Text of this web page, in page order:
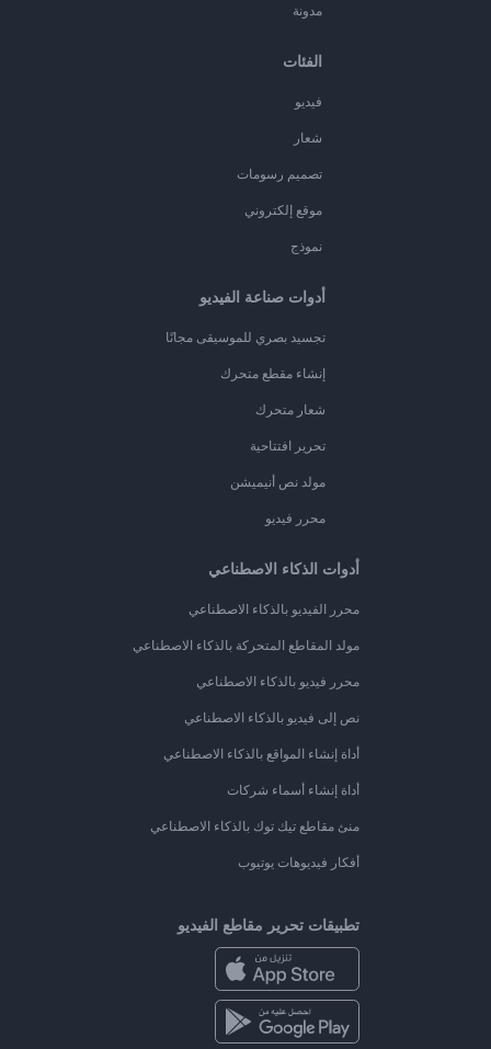
مدونة
الفئات
فيديو
شعار
تصميم رسومات
موقع إلكتروني
نموذج
أدوات صناعة الفيديو
تجسيد بصري للموسيقى مجانًا
إنشاء مقطع متحرك
شعار متحرك
تحرير افتتاحية
مولد نص أنيميشن
محرر فيديو
أدوات الذكاء الاصطناعي
محرر الفيديو بالذكاء الاصطناعي
مولد المقاطع المتحركة بالذكاء الاصطناعي
محرر فيديو بالذكاء الاصطناعي
نص إلى فيديو بالذكاء الاصطناعي
أداة إنشاء المواقع بالذكاء الاصطناعي
أداة إنشاء أسماء شركات
منئ مقاطع تيك توك بالذكاء الاصطناعي
أفكار فيديوهات يوتيوب
تطبيقات تحرير مقاطع الفيديو